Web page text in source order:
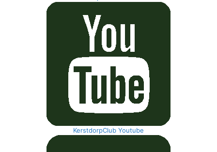
KerstdorpClub Youtube